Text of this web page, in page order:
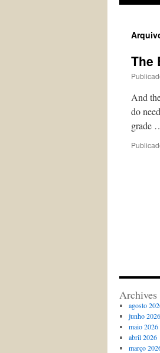
The
And
do
grade
Archives
agosto
junho 2026
maio 2026
abril 2026
março